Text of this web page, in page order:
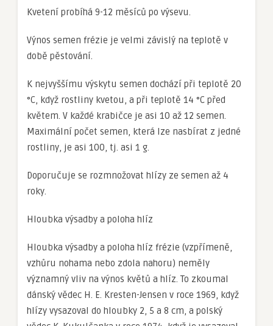
Kvetení probíhá 9-12 měsíců po výsevu.
Výnos semen frézie je velmi závislý na teplotě v
době pěstování.
K nejvyššímu výskytu semen dochází při teplotě 20
°C, když rostliny kvetou, a při teplotě 14 °C před
květem. V každé krabičce je asi 10 až 12 semen.
Maximální počet semen, která lze nasbírat z jedné
rostliny, je asi 100, tj. asi 1 g.
Doporučuje se rozmnožovat hlízy ze semen až 4
roky.
Hloubka výsadby a poloha hlíz
Hloubka výsadby a poloha hlíz frézie (vzpřímeně,
vzhůru nohama nebo zdola nahoru) neměly
významný vliv na výnos květů a hlíz. To zkoumal
dánský vědec H. E. Kresten-Jensen v roce 1969, když
hlízy vysazoval do hloubky 2, 5 a 8 cm, a polský